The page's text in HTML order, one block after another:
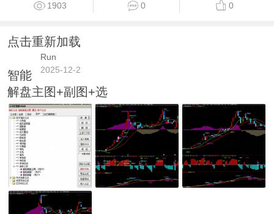
1903 0 0
点击重新加载
Run
2025-12-2
智能
解盘主图+副图+选